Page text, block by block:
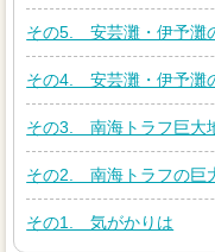
その5. 安芸灘・伊予灘
その4. 安芸灘・伊予灘
その3. 南海トラフ巨大
その2. 南海トラフの巨
その1. 気がかりは